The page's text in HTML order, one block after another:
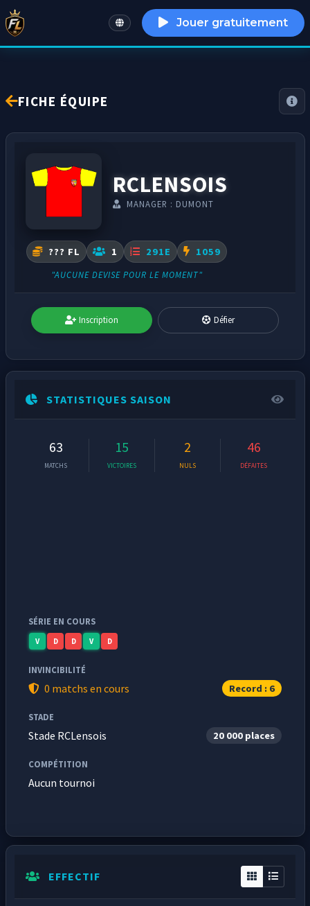
English Jouer gratuitement
FICHE ÉQUIPE
RCLENSOIS
MANAGER : DUMONT
??? FL 1 291E 1059
"AUCUNE DEVISE POUR LE MOMENT"
Inscription Défier
STATISTIQUES SAISON
63
MATCHS
15
VICTOIRES
2
NULS
46
DÉFAITES
SÉRIE EN COURS
V D D V D
INVINCIBILITÉ
0 matchs en cours Record : 6
STADE
Stade RCLensois 20 000 places
COMPÉTITION
Aucun tournoi
EFFECTIF